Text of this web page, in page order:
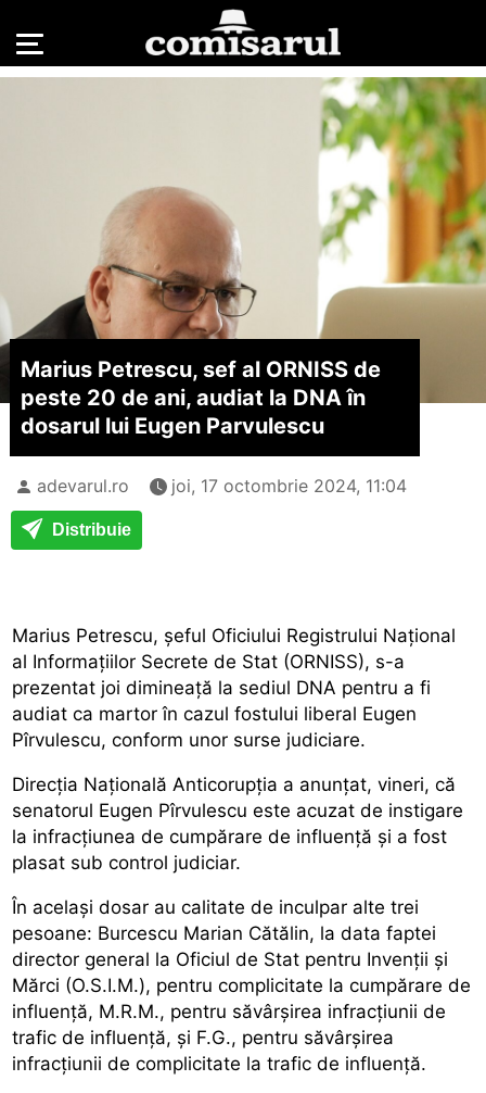
Marius Petrescu, sef al ORNISS de
peste 20 de ani, audiat la DNA în
dosarul lui Eugen Parvulescu
adevarul.ro joi, 17 octombrie 2024, 11:04
Distribuie
Marius Petrescu, șeful Oficiului Registrului Național
al Informațiilor Secrete de Stat (ORNISS), s-a
prezentat joi dimineață la sediul DNA pentru a fi
audiat ca martor în cazul fostului liberal Eugen
Pîrvulescu, conform unor surse judiciare.
Direcţia Naţională Anticorupţia a anunţat, vineri, că
senatorul Eugen Pîrvulescu este acuzat de instigare
la infracțiunea de cumpărare de influență şi a fost
plasat sub control judiciar.
În acelaşi dosar au calitate de inculpar alte trei
pesoane: Burcescu Marian Cătălin, la data faptei
director general la Oficiul de Stat pentru Invenții și
Mărci (O.S.I.M.), pentru complicitate la cumpărare de
influență, M.R.M., pentru săvârșirea infracțiunii de
trafic de influență, şi F.G., pentru săvârșirea
infracțiunii de complicitate la trafic de influență.